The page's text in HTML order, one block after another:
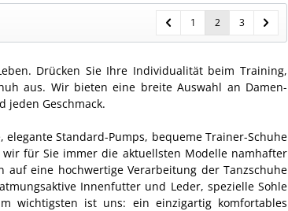
1 2 3
Drücken Sie Ihre Individualität beim Training,
aus. Wir bieten eine breite Auswahl an Damen-
jeden Geschmack.
Standard-Pumps, bequeme Trainer-Schuhe
für Sie immer die aktuellsten Modelle namhafter
auf eine hochwertige Verarbeitung der Tanzschuhe
Innenfutter und Leder, spezielle Sohle
wichtigsten ist uns: ein einzigartig komfortables